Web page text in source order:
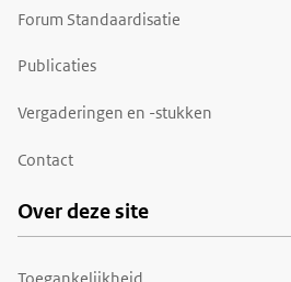
Forum Standaardisatie
Publicaties
Vergaderingen en -stukken
Contact
Over deze site